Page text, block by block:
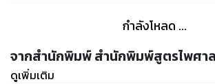
กำลังโหลด ...
จากสำนักพิมพ์ สำนักพิมพ์สูตรไพศาล
ดูเพิ่มเติม